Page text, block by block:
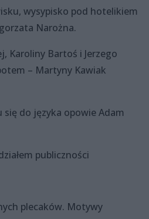
wysypisko pod hotelikiem
Narożna.
Karoliny Bartoś i Jerzego
– Martyny Kawiak
się do języka opowie Adam
publiczności
plecaków. Motywy